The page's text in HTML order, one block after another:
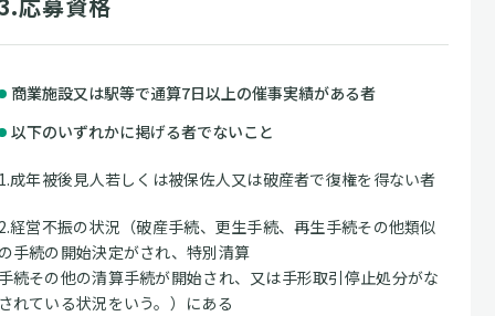
商業施設又は駅等で通算7日以上の催事実績がある者
以下のいずれかに掲げる者でないこと
成年被後見人若しくは被保佐人又は破産者で復権を得ない者
経営不振の状況（破産手続、更生手続、再生手続その他類似
手続の開始決定がされ、特別清算
続その他の清算手続が開始され、又は手形取引停止処分がな
れている状況をいう。）にある